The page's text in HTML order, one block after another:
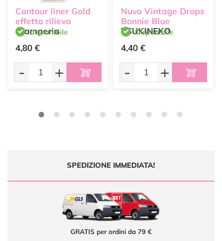
Contour liner Gold
effetto rilievo
Stamperia
Disponibile
4,80 €
- +
Nuvo Vintage Drops
Bonnie Blue
TSUKINEKO
Disponibile
4,40 €
- +
SPEDIZIONE IMMEDIATA!
GRATIS per ordini da 79 €